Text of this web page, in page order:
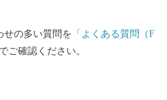
任をもって管理し、関係法令で
せの多い質問を 「よくある質問（F
ご確認ください。